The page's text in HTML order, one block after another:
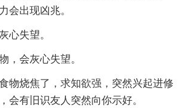
会出现凶兆。
心失望。
，会灰心失望。
物烧焦了，求知欲强，突然兴起进修
会有旧识友人突然向你示好。